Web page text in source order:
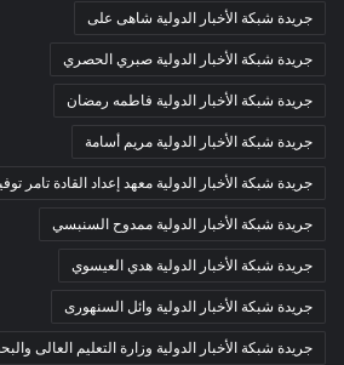
جريدة شبكة الأخبار الدولية شاهى على
جريدة شبكة الأخبار الدولية صبري الحصري
جريدة شبكة الأخبار الدولية فاطمه رمضان
جريدة شبكة الأخبار الدولية مريم أسامة
جريدة شبكة الأخبار الدولية معهد إعداد القادة تامر
جريدة شبكة الأخبار الدولية ممدوح السنبسي
جريدة شبكة الأخبار الدولية هدي العيسوي
جريدة شبكة الأخبار الدولية وائل السنهورى
جريدة شبكة الأخبار الدولية وزارة التعليم العالى